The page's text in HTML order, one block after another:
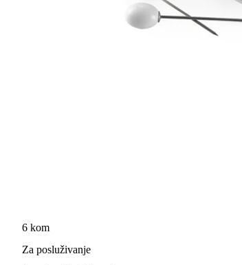
6 kom
Za posluživanje